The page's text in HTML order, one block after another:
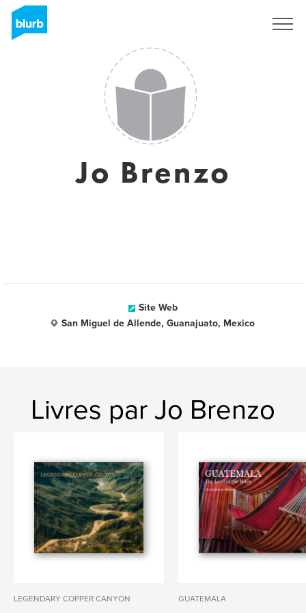
Jo Brenzo
Site Web
San Miguel de Allende, Guanajuato, Mexico
Livres par Jo Brenzo
LEGENDARY COPPER CANYON GUATEMALA